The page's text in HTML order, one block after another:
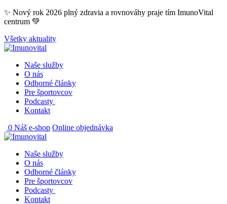
Skip
to
✨ Nový rok 2026 plný zdravia a rovnováhy praje tím ImunoVital
centrum 💚
Všetky aktuality
Naše služby
O nás
Odborné články
Pre športovcov
Podcasty
Kontakt
0 Náš e-shop Online objednávka
Naše služby
O nás
Odborné články
Pre športovcov
Podcasty
Kontakt